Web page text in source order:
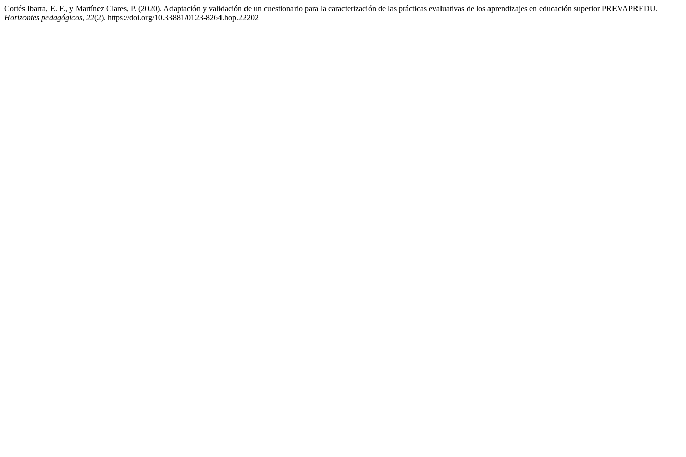
Cortés Ibarra, E. F., y Martínez Clares, P. (2020). Adaptación y validación de un cuestionario para la caracterización de las prácticas evaluativas de los aprendizajes en educación superior PREVAPREDU.
Horizontes pedagógicos, 22(2). https://doi.org/10.33881/0123-8264.hop.22202